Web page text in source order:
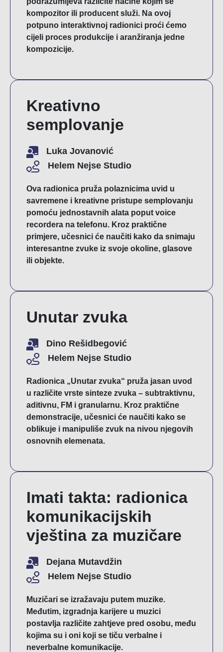
kompozitor ili producent služi. Na ovoj
potpuno interaktivnoj radionici proći ćemo
cijeli proces produkcije i aranžiranja jedne
kompozicije.
Kreativno
semplovanje
Luka Jovanović
Helem Nejse Studio
Ova radionica pruža polaznicima uvid u
savremene i kreativne pristupe semplovanju
pomoću jednostavnih alata poput voice
recordera na telefonu. Kroz praktične
primjere, učesnici će naučiti kako da snimaju
interesantne zvuke iz svoje okoline, glasove
ili objekte.
Unutar zvuka
Dino Rešidbegović
Helem Nejse Studio
Radionica „Unutar zvuka“ pruža jasan uvod
u različite vrste sinteze zvuka – subtraktivnu,
aditivnu, FM i granularnu. Kroz praktične
demonstracije, učesnici će naučiti kako se
oblikuje i manipuliše zvuk na nivou njegovih
osnovnih elemenata.
Imati takta: radionica
komunikacijskih
vještina za muzičare
Dejana Mutavdžin
Helem Nejse Studio
Muzičari se izražavaju putem muzike.
Međutim, izgradnja karijere u muzici
postavlja različite zahtjeve pred osobu, među
kojima su i oni koji se tiču verbalne i
neverbalne komunikacije.